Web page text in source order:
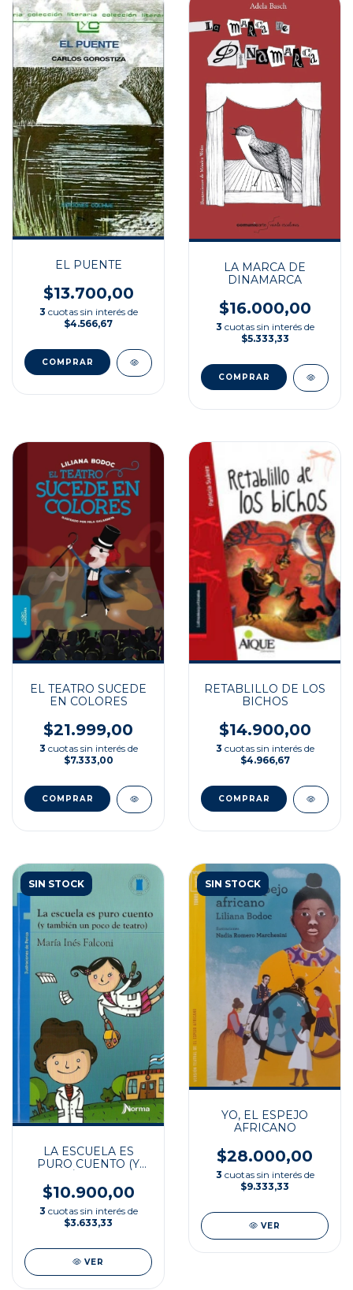
EL PUENTE
$13.700,00
3 cuotas sin interés de
$4.566,67
LA MARCA DE
DINAMARCA
$16.000,00
3 cuotas sin interés de
$5.333,33
EL TEATRO SUCEDE
EN COLORES
$21.999,00
3 cuotas sin interés de
$7.333,00
RETABLILLO DE LOS
BICHOS
$14.900,00
3 cuotas sin interés de
$4.966,67
SIN STOCK
LA ESCUELA ES
PURO CUENTO (Y
DE TEATRO)
$10.900,00
3 cuotas sin interés de
$3.633,33
VER
SIN STOCK
YO, EL ESPEJO
AFRICANO
$28.000,00
3 cuotas sin interés de
$9.333,33
VER